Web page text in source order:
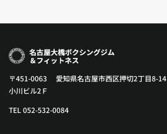
〒451-0063 愛知県名古屋市西区押切2丁目8-14
小川ビル2Ｆ
TEL 052-532-0084